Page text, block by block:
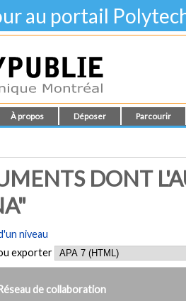
au portail
À propos Déposer Parcourir
DONT
niveau
exporter
de collaboration